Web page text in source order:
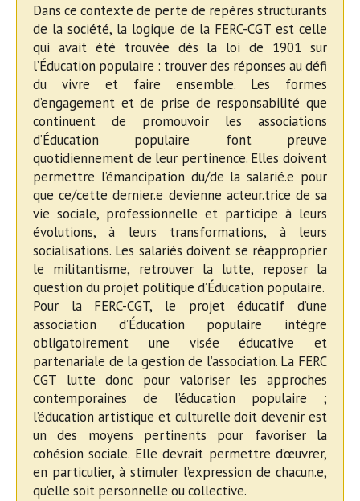
Dans ce contexte de perte de repères structurants
de la société, la logique de la FERC-CGT est celle
qui avait été trouvée dès la loi de 1901 sur
l’Éducation populaire : trouver des réponses au défi
du vivre et faire ensemble. Les formes
d’engagement et de prise de responsabilité que
continuent de promouvoir les associations
d’Éducation populaire font preuve
quotidiennement de leur pertinence. Elles doivent
permettre l’émancipation du/de la salarié.e pour
que ce/cette dernier.e devienne acteur.trice de sa
vie sociale, professionnelle et participe à leurs
évolutions, à leurs transformations, à leurs
socialisations. Les salariés doivent se réapproprier
le militantisme, retrouver la lutte, reposer la
question du projet politique d’Éducation populaire.
Pour la FERC-CGT, le projet éducatif d’une
association d’Éducation populaire intègre
obligatoirement une visée éducative et
partenariale de la gestion de l’association. La FERC
CGT lutte donc pour valoriser les approches
contemporaines de l’éducation populaire ;
l’éducation artistique et culturelle doit devenir est
un des moyens pertinents pour favoriser la
cohésion sociale. Elle devrait permettre d’œuvrer,
en particulier, à stimuler l’expression de chacun.e,
qu’elle soit personnelle ou collective.